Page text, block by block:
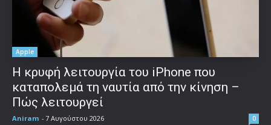
Apple
Η κρυφή λειτουργία του iPhone που
καταπολεμά τη ναυτία από την κίνηση –
Πώς λειτουργεί
Aniram - 7 Αυγούστου 2026 0